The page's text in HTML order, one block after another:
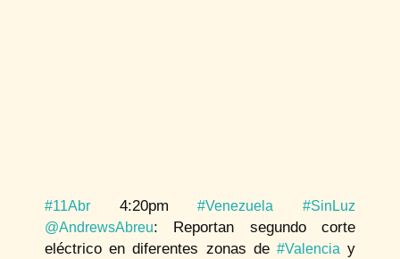
#11Abr 4:20pm#Venezuela
#SinLuz
@AndrewsAbreu: Reportan segundo corte
eléctrico en diferentes zonas de #Valencia y